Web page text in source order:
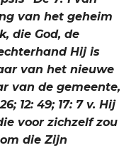
van het geheim
die God, de
Hij is
van het nieuwe
van de gemeente,
12: 49; 17: 7 v. Hij
voor zichzelf zou
die Zijn